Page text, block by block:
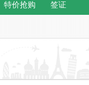
特价抢购 签证